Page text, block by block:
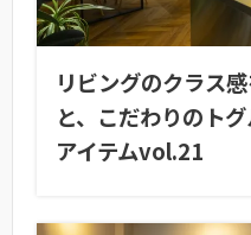
リビングのクラス
と、こだわりのト
アイテムvol.21